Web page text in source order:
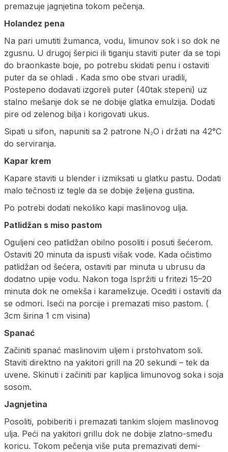
premazuje jagnjetina tokom pečenja.
Holandez pena
Na pari umutiti žumanca, vodu, limunov sok i so dok ne
zgusnu. U drugoj šerpici ili tiganju staviti puter da se topi
do braonkaste boje, po potrebu skidati penu i ostaviti
puter da se ohladi . Kada smo obe stvari uradili,
Postepeno dodavati izgoreli puter (40tak stepeni) uz
stalno mešanje dok se ne dobije glatka emulzija. Dodati
pire od zelenog bilja i korigovati ukus.
Sipati u sifon, napuniti sa 2 patrone N₂O i držati na 42°C
do serviranja.
Kapar krem
Kapare staviti u blender i izmiksati u glatku pastu. Dodati
malo tečnosti iz tegle da se dobije željena gustina.
Po potrebi dodati nekoliko kapi maslinovog ulja.
Patlidžan s miso pastom
Oguljeni ceo patlidžan obilno posoliti i posuti šećerom.
Ostaviti 20 minuta da ispusti višak vode. Kada očistimo
patlidžan od šećera, ostaviti par minuta u ubrusu da
dodatno upije vodu. Nakon toga Ispržiti u fritezi 15–20
minuta dok ne omekša i karamelizuje. Ocediti i ostaviti da
se odmori. Iseći na porcije i premazati miso pastom. (
3cm širina 1 cm visina)
Spanać
Začiniti spanać maslinovim uljem i prstohvatom soli.
Staviti direktno na yakitori grill na 20 sekundi – tek da
uvene. Skinuti i začiniti par kapljica limunovog soka i soja
sosom.
Jagnjetina
Posoliti, pobiberiti i premazati tankim slojem maslinovog
ulja. Peći na yakitori grillu dok ne dobije zlatno-smeđu
koricu. Tokom pečenja više puta premazivati demi-